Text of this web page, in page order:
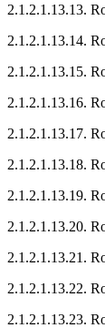
2.1.2.1.13.13.
2.1.2.1.13.14.
2.1.2.1.13.15.
2.1.2.1.13.16.
2.1.2.1.13.17.
2.1.2.1.13.18.
2.1.2.1.13.19.
2.1.2.1.13.20.
2.1.2.1.13.21.
2.1.2.1.13.22.
2.1.2.1.13.23.